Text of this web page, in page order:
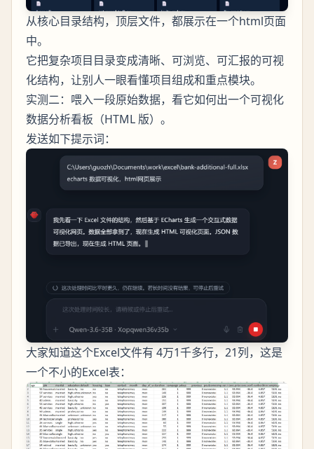
从核心目录结构，顶层文件，都展示在一个html页面
中。
它把复杂项目目录变成清晰、可浏览、可汇报的可视
化结构，让别人一眼看懂项目组成和重点模块。
实测二：喂入一段原始数据，看它如何出一个可视化
数据分析看板（HTML 版）。
发送如下提示词：
大家知道这个Excel文件有 4万1千多行，21列，这是
一个不小的Excel表：